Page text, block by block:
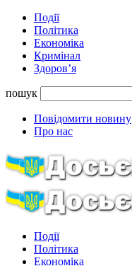
Події
Політика
Економіка
Кримінал
Здоров’я
пошук
Повідомити новину
Про нас
Події
Політика
Економіка